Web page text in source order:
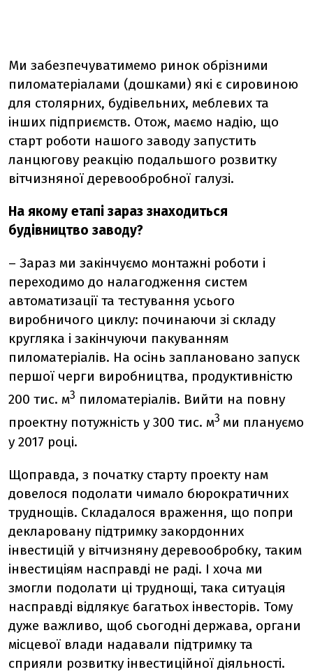
Ми забезпечуватимемо ринок обрізними
пиломатеріалами (дошками) які є сировиною
для столярних, будівельних, меблевих та
інших підприємств. Отож, маємо надію, що
старт роботи нашого заводу запустить
ланцюгову реакцію подальшого розвитку
вітчизняної деревообробної галузі.
На якому етапі зараз знаходиться
будівництво заводу?
– Зараз ми закінчуємо монтажні роботи і
переходимо до налагодження систем
автоматизації та тестування усього
виробничого циклу: починаючи зі складу
кругляка і закінчуючи пакуванням
пиломатеріалів. На осінь заплановано запуск
першої черги виробництва, продуктивністю
200 тис. м3 пиломатеріалів. Вийти на повну
проектну потужність у 300 тис. м3 ми плануємо
у 2017 році.
Щоправда, з початку старту проекту нам
довелося подолати чимало бюрократичних
труднощів. Складалося враження, що попри
декларовану підтримку закордонних
інвестицій у вітчизняну деревообробку, таким
інвестиціям насправді не раді. І хоча ми
змогли подолати ці труднощі, така ситуація
насправді відлякує багатьох інвесторів. Тому
дуже важливо, щоб сьогодні держава, органи
місцевої влади надавали підтримку та
сприяли розвитку інвестиційної діяльності.